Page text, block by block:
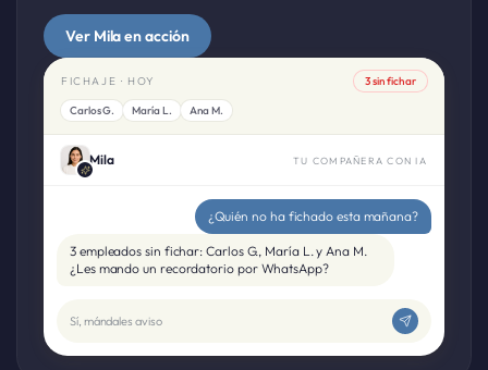
Ver Mila en acción
FICHAJE · HOY 3 sin fichar
Carlos G. María L. Ana M.
Mila TU COMPAÑERA CON IA
¿Quién no ha fichado esta mañana?
3 empleados sin fichar: Carlos G., María L. y Ana M.
¿Les mando un recordatorio por WhatsApp?
Sí, mándales aviso